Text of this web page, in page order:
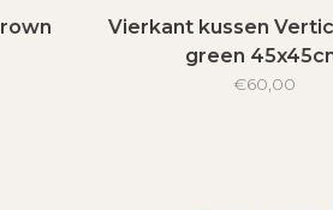
Vierkant kussen
green
€60,00